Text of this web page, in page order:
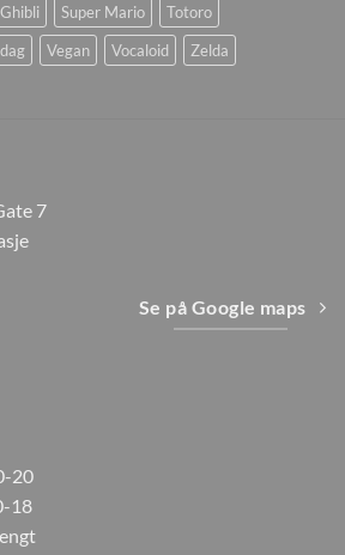
Super Mario
Totoro
Vegan Vocaloid Zelda
7
Se på Google maps
20
18